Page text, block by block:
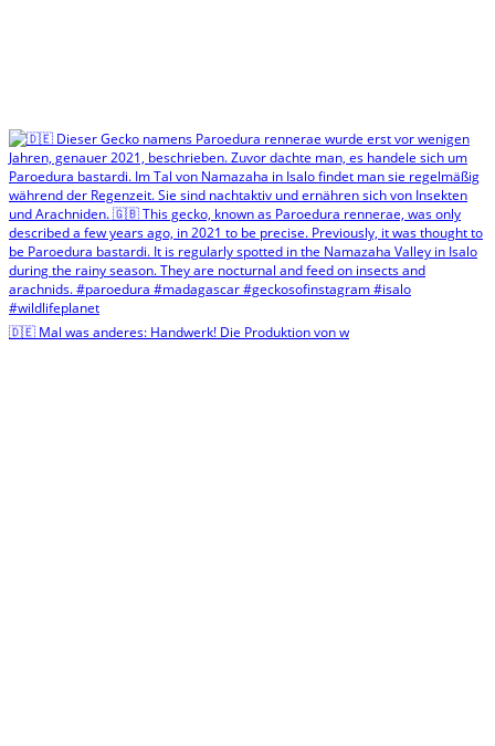
🇩🇪 Mal was anderes: Handwerk! Die Produktion von w